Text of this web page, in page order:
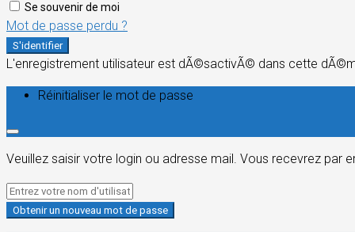
Se souvenir de moi
Mot de passe perdu ?
S'identifier
L'enregistrement utilisateur est dÃ©sactivÃ© dans cette
Réinitialiser le mot de passe
Veuillez saisir votre login ou adresse mail. Vous recevrez par
Obtenir un nouveau mot de passe